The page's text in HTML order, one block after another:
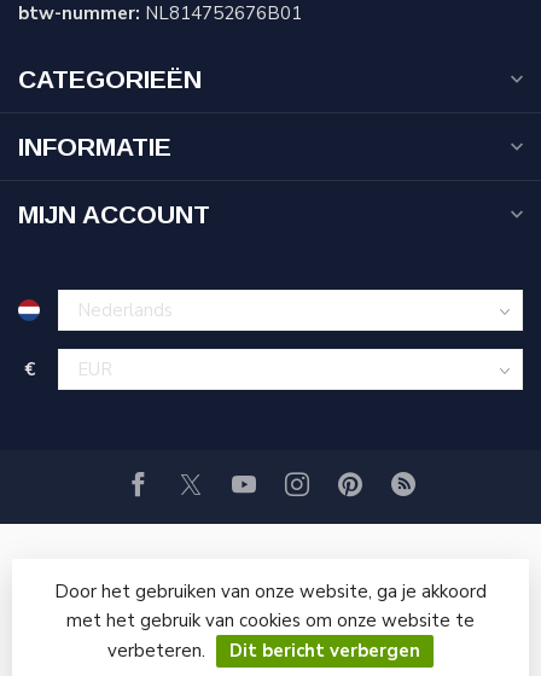
btw-nummer: NL814752676B01
CATEGORIEËN
INFORMATIE
MIJN ACCOUNT
€
Door het gebruiken van onze website, ga je akkoord
met het gebruik van cookies om onze website te
verbeteren.
Dit bericht verbergen